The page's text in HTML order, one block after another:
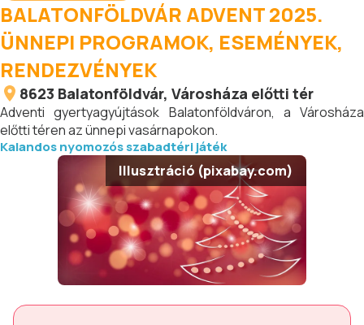
BALATONFÖLDVÁR ADVENT 2025.
ÜNNEPI PROGRAMOK, ESEMÉNYEK,
RENDEZVÉNYEK
8623 Balatonföldvár, Városháza előtti tér
Adventi gyertyagyújtások Balatonföldváron, a Városháza
előtti téren az ünnepi vasárnapokon.
Kalandos nyomozós szabadtéri játék
Illusztráció (pixabay.com)